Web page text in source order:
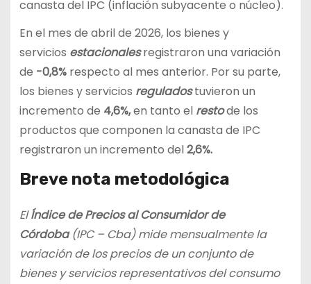
canasta del IPC (inflación subyacente o núcleo).
En el mes de abril de 2026, los bienes y
servicios estacionalesregistraron una variación
de -0,8%respecto al mes anterior. Por su parte,
los bienes y servicios reguladostuvieron un
incremento de 4,6%,en tanto el restode los
productos que componen la canasta de IPC
registraron un incremento del2,6%.
Breve nota metodológica
ElÍndice de Precios al Consumidor de
Córdoba(IPC – Cba) mide mensualmente la
variación de los precios de un conjunto de
bienes y servicios representativos del consumo